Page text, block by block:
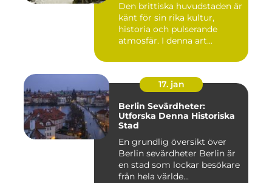
Den brittiska huvudstaden är
känt för sin rika kultur,
historia och pulserande
atmosfär. I denna art...
17. jan
Berlin Sevärdheter:
Utforska Denna Historiska
Stad
En grundlig översikt över
Berlin sevärdheter Berlin är
en stad som lockar besökare
från hela världe...